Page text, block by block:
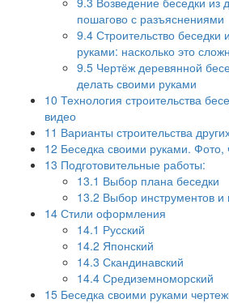
пошагово с разъяснениями
9.4 Строительство беседки
руками: насколько это
9.5 Чертёж деревянной
делать своими руками
10 Технология строительства
видео
11 Варианты строительства
12 Беседка своими руками. Фото,
13 Подготовительные работы:
13.1 Выбор плана беседки
13.2 Выбор инструментов и
14 Стили оформления
14.1 Русский
14.2 Японский
14.3 Скандинавский
14.4 Средиземноморский
15 Беседка своими руками